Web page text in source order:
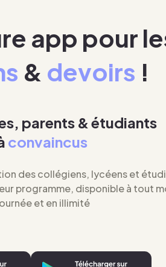
app pour
& devoirs !
parents & étudiants
convaincus
des collégiens, lycéens et
programme, disponible à tout
et en illimité